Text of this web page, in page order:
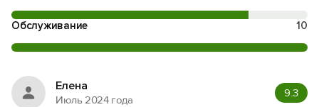
Обслуживание 10
Елена
Июль 2024 года
9.3